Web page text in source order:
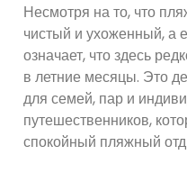
Несмотря на то, что
чистый и ухоженный, а
означает, что здесь
в летние месяцы. Это
для семей, пар и
путешественников,
спокойный пляжный